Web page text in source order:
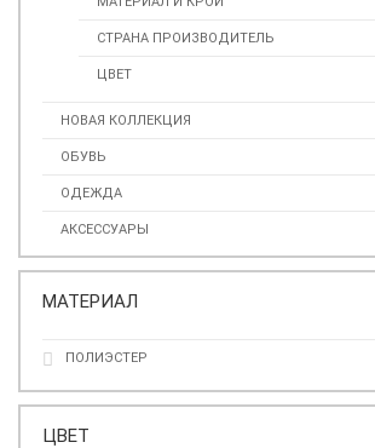
СТРАНА ПРОИЗВОДИТЕЛЬ
ЦВЕТ
НОВАЯ КОЛЛЕКЦИЯ
ОБУВЬ
ОДЕЖДА
АКСЕССУАРЫ
МАТЕРИАЛ
ПОЛИЭСТЕР
ЦВЕТ